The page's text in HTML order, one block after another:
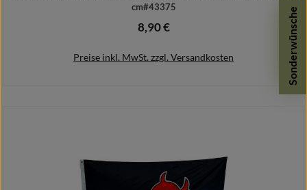
cm#43375
Regulärer Preis:
8,90 €
Preise inkl. MwSt. zzgl. Versandkosten Sonderwünsche